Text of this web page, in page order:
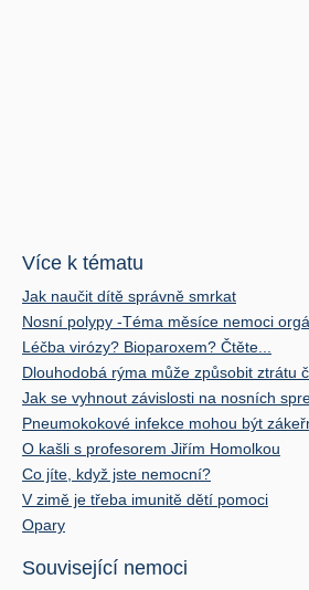
Více k tématu
Jak naučit dítě správně smrkat
Nosní polypy -Téma měsíce nemoci
Léčba virózy? Bioparoxem? Čtěte...
Dlouhodobá rýma může způsobit ztrátu
Jak se vyhnout závislosti na nosních
Pneumokokové infekce mohou být
O kašli s profesorem Jiřím Homolkou
Co jíte, když jste nemocní?
V zimě je třeba imunitě dětí pomoci
Opary
Související nemoci